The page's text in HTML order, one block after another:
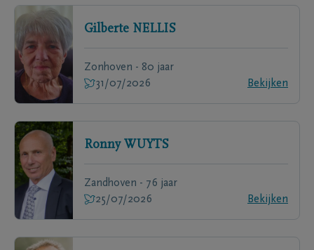
Gilberte NELLIS
Zonhoven - 80 jaar
31/07/2026
Bekijken
Ronny WUYTS
Zandhoven - 76 jaar
25/07/2026
Bekijken